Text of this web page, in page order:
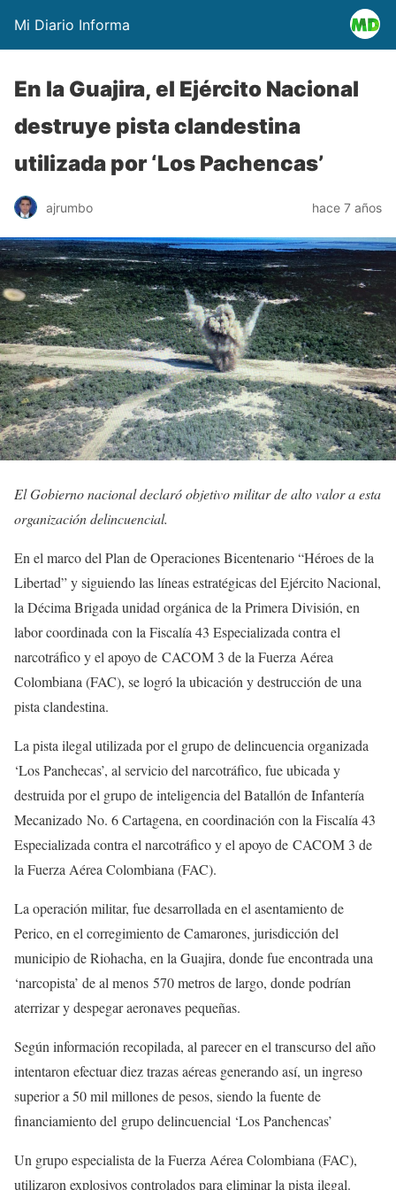
Mi Diario Informa
En la Guajira, el Ejército Nacional
destruye pista clandestina
utilizada por ‘Los Pachencas’
ajrumbo hace 7 años
El Gobierno nacional declaró objetivo militar de alto valor a esta
organización delincuencial.
En el marco del Plan de Operaciones Bicentenario “Héroes de la
Libertad” y siguiendo las líneas estratégicas del Ejército Nacional,
la Décima Brigada unidad orgánica de la Primera División, en
labor coordinada con la Fiscalía 43 Especializada contra el
narcotráfico y el apoyo de CACOM 3 de la Fuerza Aérea
Colombiana (FAC), se logró la ubicación y destrucción de una
pista clandestina.
La pista ilegal utilizada por el grupo de delincuencia organizada
‘Los Panchecas’, al servicio del narcotráfico, fue ubicada y
destruida por el grupo de inteligencia del Batallón de Infantería
Mecanizado No. 6 Cartagena, en coordinación con la Fiscalía 43
Especializada contra el narcotráfico y el apoyo de CACOM 3 de
la Fuerza Aérea Colombiana (FAC).
La operación militar, fue desarrollada en el asentamiento de
Perico, en el corregimiento de Camarones, jurisdicción del
municipio de Riohacha, en la Guajira, donde fue encontrada una
‘narcopista’ de al menos 570 metros de largo, donde podrían
aterrizar y despegar aeronaves pequeñas.
Según información recopilada, al parecer en el transcurso del año
intentaron efectuar diez trazas aéreas generando así, un ingreso
superior a 50 mil millones de pesos, siendo la fuente de
financiamiento del grupo delincuencial ‘Los Panchencas’
Un grupo especialista de la Fuerza Aérea Colombiana (FAC),
utilizaron explosivos controlados para eliminar la pista ilegal.